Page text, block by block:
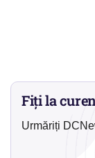
Fiți la
Urmăriți